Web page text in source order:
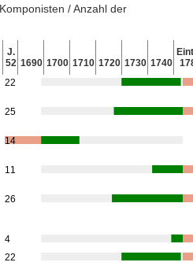
/ Anzahl der
J.
52 1690 1700 1710 1720 1730 1740
22
25
14
11
26
4
22